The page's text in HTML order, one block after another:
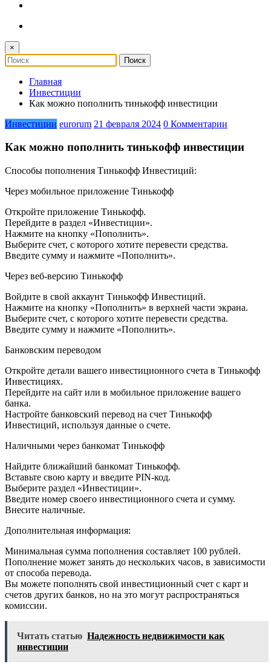
×
Главная
Инвестиции
Как можно пополнить тинькофф инвестиции
Инвестиции eurorum 21 февраля 2024 0 Комментарии
Как можно пополнить тинькофф инвестиции
Способы пополнения Тинькофф Инвестиций:
Через мобильное приложение Тинькофф
Откройте приложение Тинькофф.
Перейдите в раздел «Инвестиции».
Нажмите на кнопку «Пополнить».
Выберите счет, с которого хотите перевести средства.
Введите сумму и нажмите «Пополнить».
Через веб-версию Тинькофф
Войдите в свой аккаунт Тинькофф Инвестиций.
Нажмите на кнопку «Пополнить» в верхней части экрана.
Выберите счет, с которого хотите перевести средства.
Введите сумму и нажмите «Пополнить».
Банковским переводом
Откройте детали вашего инвестиционного счета в Тинькофф
Инвестициях.
Перейдите на сайт или в мобильное приложение вашего
банка.
Настройте банковский перевод на счет Тинькофф
Инвестиций, используя данные о счете.
Наличными через банкомат Тинькофф
Найдите ближайший банкомат Тинькофф.
Вставьте свою карту и введите PIN-код.
Выберите раздел «Инвестиции».
Введите номер своего инвестиционного счета и сумму.
Внесите наличные.
Дополнительная информация:
Минимальная сумма пополнения составляет 100 рублей.
Пополнение может занять до нескольких часов, в зависимости
от способа перевода.
Вы можете пополнять свой инвестиционный счет с карт и
счетов других банков, но на это могут распространяться
комиссии.
Читать статью Надежность недвижимости как
инвестиции